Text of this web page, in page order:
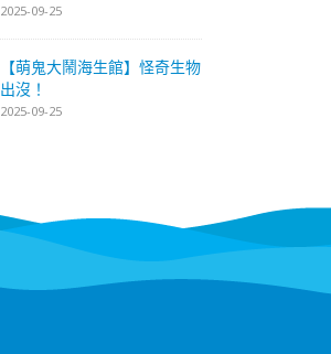
2025-09-25
【萌鬼大鬧海生館】怪奇生物
出沒！
2025-09-25